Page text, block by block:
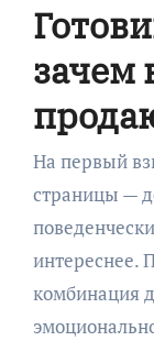
зачем
На первый
страницы —
интереснее.
комбинация